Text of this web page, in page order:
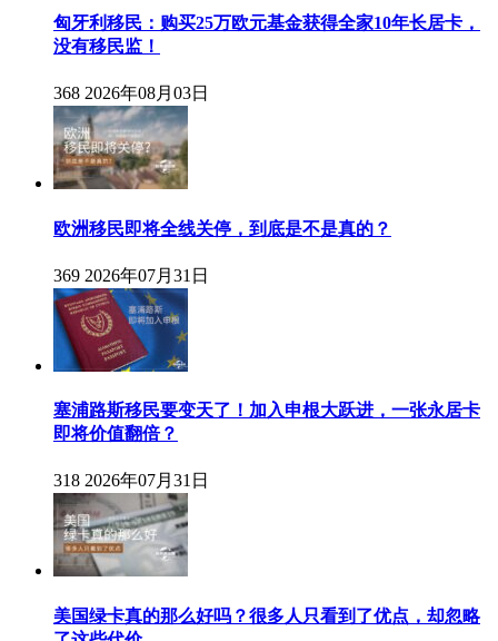
匈牙利移民：购买25万欧元基金获得全家10年长居卡，
没有移民监！
368 2026年08月03日
欧洲移民即将全线关停，到底是不是真的？
369 2026年07月31日
塞浦路斯移民要变天了！加入申根大跃进，一张永居卡
即将价值翻倍？
318 2026年07月31日
美国绿卡真的那么好吗？很多人只看到了优点，却忽略